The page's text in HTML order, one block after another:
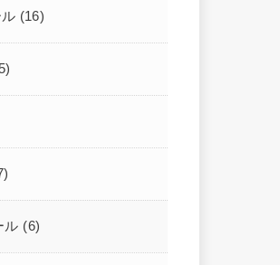
(16)
ル (6)